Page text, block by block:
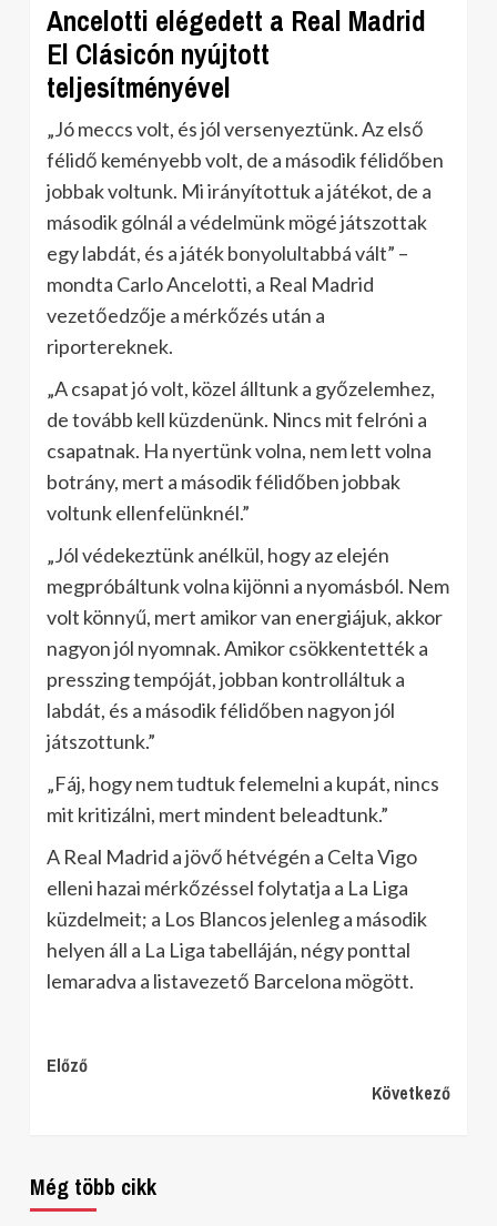
Ancelotti elégedett a Real Madrid
El Clásicón nyújtott
teljesítményével
„Jó meccs volt, és jól versenyeztünk. Az első
félidő keményebb volt, de a második félidőben
jobbak voltunk. Mi irányítottuk a játékot, de a
második gólnál a védelmünk mögé játszottak
egy labdát, és a játék bonyolultabbá vált” –
mondta Carlo Ancelotti, a Real Madrid
vezetőedzője a mérkőzés után a
riportereknek.
„A csapat jó volt, közel álltunk a győzelemhez,
de tovább kell küzdenünk. Nincs mit felróni a
csapatnak. Ha nyertünk volna, nem lett volna
botrány, mert a második félidőben jobbak
voltunk ellenfelünknél.”
„Jól védekeztünk anélkül, hogy az elején
megpróbáltunk volna kijönni a nyomásból. Nem
volt könnyű, mert amikor van energiájuk, akkor
nagyon jól nyomnak. Amikor csökkentették a
presszing tempóját, jobban kontrolláltuk a
labdát, és a második félidőben nagyon jól
játszottunk.”
„Fáj, hogy nem tudtuk felemelni a kupát, nincs
mit kritizálni, mert mindent beleadtunk.”
A Real Madrid a jövő hétvégén a Celta Vigo
elleni hazai mérkőzéssel folytatja a La Liga
küzdelmeit; a Los Blancos jelenleg a második
helyen áll a La Liga tabelláján, négy ponttal
lemaradva a listavezető Barcelona mögött.
Continue
Előző
Következő
Még több cikk